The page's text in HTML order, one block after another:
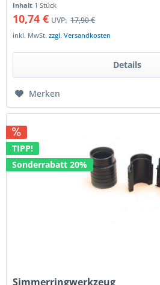
Inhalt 1 Stück
10,74 € UVP: 17,90 €
inkl. MwSt.zzgl. Versandkosten
Details
Merken
TIPP!
Sonderrabatt 20%
Simmerringwerkzeug